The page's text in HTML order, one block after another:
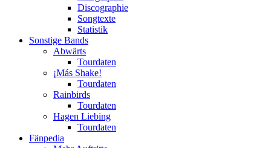
Discographie
Songtexte
Statistik
Sonstige Bands
Abwärts
Tourdaten
¡Más Shake!
Tourdaten
Rainbirds
Tourdaten
Hagen Liebing
Tourdaten
Fänpedia